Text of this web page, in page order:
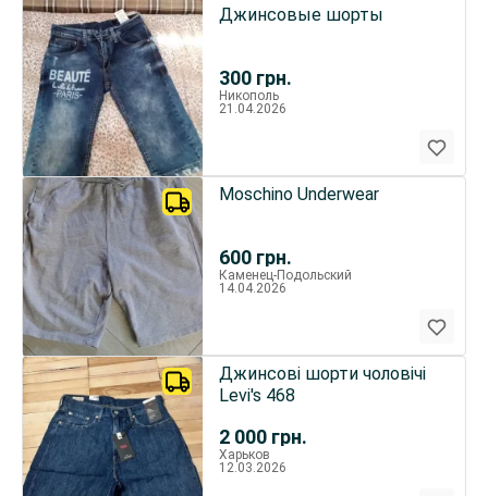
300 грн.
Джинсовые шорты
Никополь
21.04.2026
600 грн.
Moschino Underwear
Каменец-Подольский
14.04.2026
2 000 грн.
Джинсові шорти чоловічі
Levi's 468
Харьков
12.03.2026